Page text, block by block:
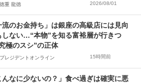
徳重 龍徳 2026/08/01
流のお金持ち」は銀座の高級店には見向
しない…“本物”を知る富裕層が行きつ
極のスシ”の正体
プレジデントオンライン 15時間前
んなに少ないの？」食べ過ぎは確実に悪